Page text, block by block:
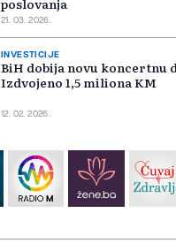
21. 03. 2026.
INVESTICIJE
BiH dobija novu koncertnu
Izdvojeno 1,5 miliona KM
12. 02. 2026.